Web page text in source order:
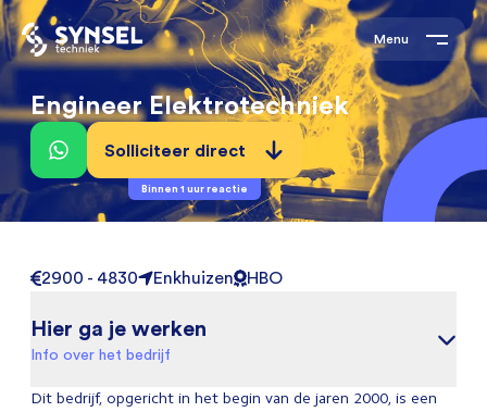
Menu
Engineer Elektrotechniek
Solliciteer direct
Binnen 1 uur reactie
2900 - 4830 Enkhuizen HBO
Hier ga je werken
Info over het bedrijf
Dit bedrijf, opgericht in het begin van de jaren 2000, is een